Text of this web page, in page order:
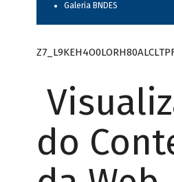
Galeria BNDES
do